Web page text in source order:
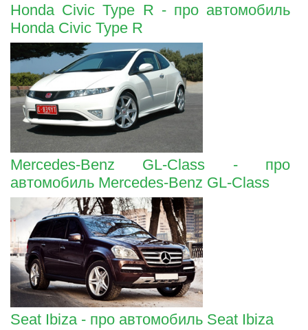
Honda Civic Type R - про автомобиль
Honda Civic Type R
Mercedes-Benz GL-Class - про
автомобиль Mercedes-Benz GL-Class
Seat Ibiza - про автомобиль Seat Ibiza